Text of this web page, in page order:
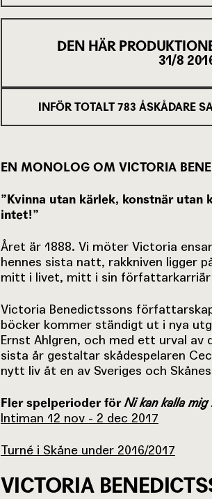
DEN HÄR
31/8
INFÖR TOTALT 783 ÅSKÅDARE
EN MONOLOG OM VICTORIA
”Kvinna utan kärlek, konstnär
intet!”
Året är 1888. Vi möter Victoria
hennes sista natt, rakkniven ligger
mitt i livet, mitt i sin författarkarriär
Victoria Benedictssons
böcker kommer ständigt ut i nya
Ernst Ahlgren, och med ett urval
sista år gestaltar skådespelaren
nytt liv åt en av Sveriges och
Fler spelperioder förNi kan kalla mig
Intiman 12 nov - 2 dec 2017
Turné i Skåne under 2016/2017
VICTORIA